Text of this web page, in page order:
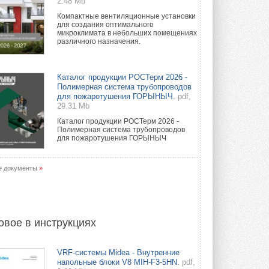
Компактные вентиляционные установки
для создания оптимального
микроклимата в небольших помещениях
различного назначения.
Каталог продукции РОСТерм 2026 -
Полимерная система трубопроводов
для пожаротушения ГОРЫНЫЧ.
pdf,
29.31 Mb
Каталог продукции РОСТерм 2026 -
Полимерная система трубопроводов
для пожаротушения ГОРЫНЫЧ
документы »
в инструкциях
VRF-системы Midea - Внутренние
напольные блоки V8 MIH-F3-5HN. pdf,